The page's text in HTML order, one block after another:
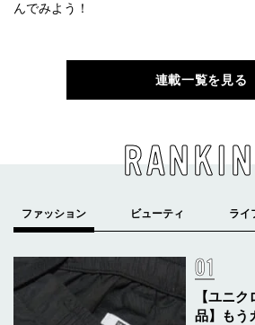
んでみよう！
連載一覧を見る
【ユニ
品】もう